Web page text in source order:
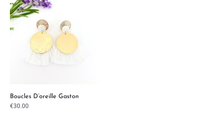
Boucles D’oreille Gaston
€30.00